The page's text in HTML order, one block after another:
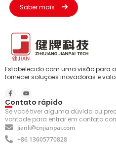
Saber mais
Estabelecido com uma visão para
fornecer soluções inovadoras e
Contato rápido
Se você tiver alguma dúvida ou
vontade para entrar em contato
jianli@cnjianpai.com
+86 13605770828